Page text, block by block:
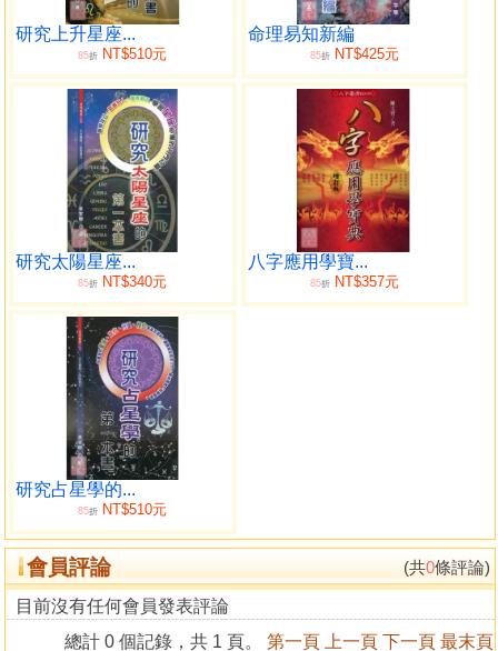
目錄
序
第一章 星象學概論
第一節 星象學的基本認識
第二節 黃道十二宮
第三節 後天十二宮
第四節 十大行星
第二章 天文與星象學上的金星
第一節 天文學上的金星
基本認識
金星的表面
金星的溫室效果
第二節 星象學上的金星
金星的神話
金牛座守護星的金星
天秤座守護星的神話
金星的基本認識
金星的廟旺陷弱 金星的基本影響
金星對身體的影響
金星的正面特徵 金星的負面特徵
第三章 金星和友誼
研究上升星座...
85折 NT$510元
命理易知新編
85折NT$425元
研究太陽星座...
85折 NT$340元
八字應用學寶...
85折NT$357元
研究占星學的...
85折 NT$510元
會員評論 (共0條評論)
目前沒有任何會員發表評論
總計 0 個記錄，共 1 頁。 第一頁 上一頁 下一頁 最末頁